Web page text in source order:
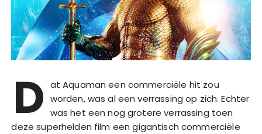
D at Aquaman een commerciële hit zou
worden, was al een verrassing op zich. Echter
was het een nog grotere verrassing toen
deze superhelden film een gigantisch commerciële